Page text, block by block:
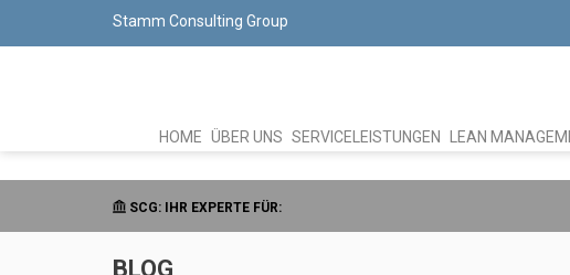
Stamm Consulting Group
HOME ÜBER UNS SERVICELEISTUNGEN LEAN
SCG: IHR EXPERTE FÜR:
BLOG